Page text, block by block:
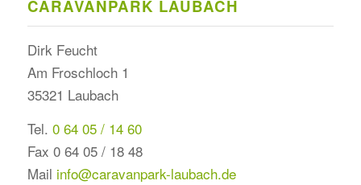
CARAVANPARK LAUBACH
Dirk Feucht
Am Froschloch 1
35321 Laubach
Tel. 0 64 05 / 14 60
Fax 0 64 05 / 18 48
Mail info@caravanpark-laubach.de